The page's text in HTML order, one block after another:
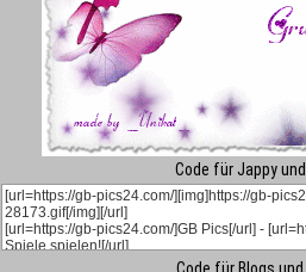
Code für Jappy und